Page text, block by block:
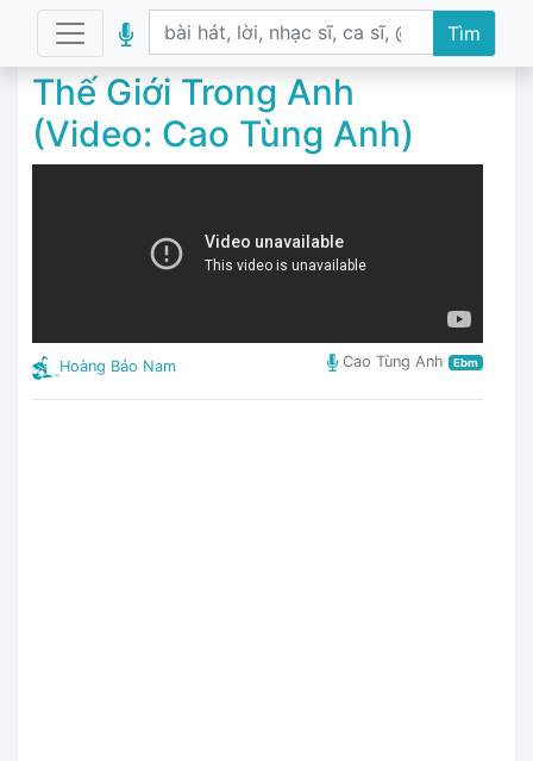
Tìm
Thế Giới Trong Anh
(Video: Cao Tùng Anh)
Hoàng Bảo Nam Cao Tùng Anh Ebm